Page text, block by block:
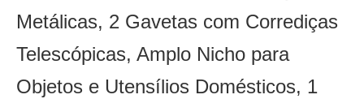
Metálicas, 2 Gavetas com Corrediças
Telescópicas, Amplo Nicho para
Objetos e Utensílios Domésticos, 1